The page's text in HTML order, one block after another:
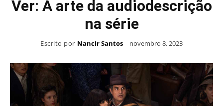
Ver: A arte da audiodescrição
na série
Escrito por Nancir Santos novembro 8, 2023